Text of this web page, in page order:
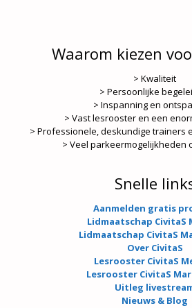
Waarom kiezen
> Kwaliteit
> Persoonlijke
> Inspanning en
> Vast lesrooster en een
> Professionele, deskundige trainers
> Veel parkeermogelijkheden
Snelle
Aanmelden gratis
Lidmaatschap CivitaS
Lidmaatschap CivitaS
Over CivitaS
Lesrooster CivitaS
Lesrooster CivitaS
Uitleg
Nieuws & Blog